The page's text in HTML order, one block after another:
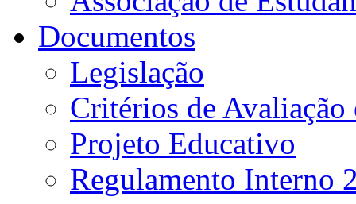
Documentos
Legislação
Critérios de
Projeto Educativo
Regulamento Interno